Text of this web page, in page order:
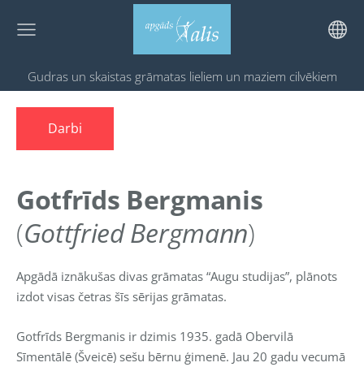
Gudras un skaistas grāmatas lieliem un maziem cilvēkiem
Darbi
Gotfrīds Bergmanis
(Gottfried Bergmann)
Apgādā iznākušas divas grāmatas “Augu studijas”, plānots
izdot visas četras šīs sērijas grāmatas.
Gotfrīds Bergmanis ir dzimis 1935. gadā Obervilā
Sīmentālē (Šveicē) sešu bērnu ģimenē. Jau 20 gadu vecumā